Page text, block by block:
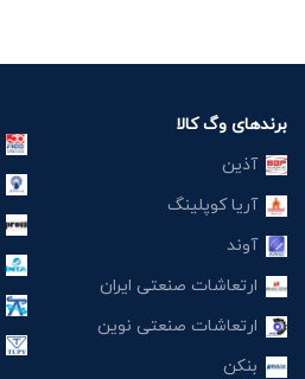
برندهای وگ کالا
آذین
آریا کوپلینگ
آوند
ارتعاشات صنعتی ایران
ارتعاشات صنعتی نوین
بنکن